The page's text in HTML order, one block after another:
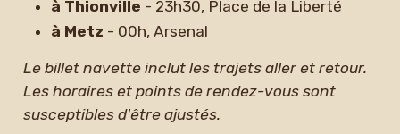
à Thionville - 23h30, Place de la Liberté
à Metz - 00h, Arsenal
Le billet navette inclut les trajets aller et retour.
Les horaires et points de rendez-vous sont
susceptibles d'être ajustés.